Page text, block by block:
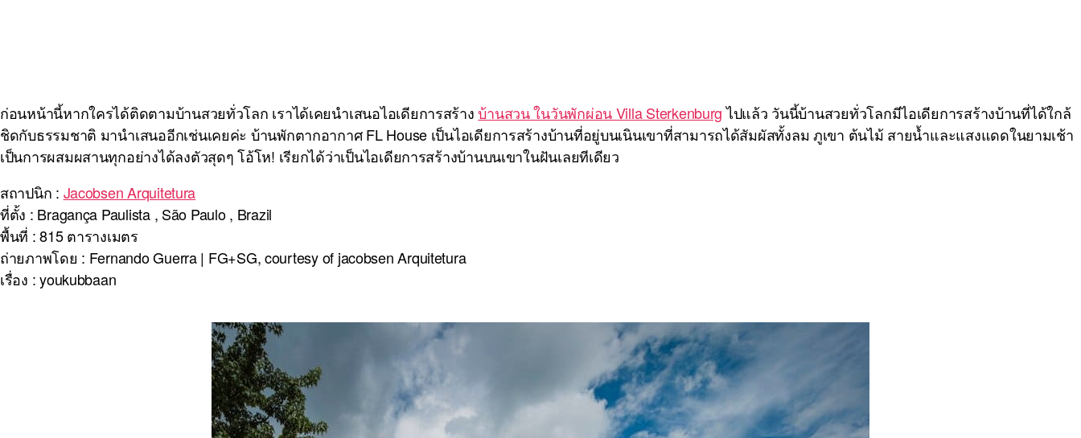
ก่อนหน้านี้หากใครได้ติดตามบ้านสวยทั่วโลก เราได้เคยนำเสนอไอเดียการสร้างบ้านสวน ในวันพักผ่อน Villa Sterkenburgไปแล้ว วันนี้บ้านสวยทั่วโลกมีไอเดียการสร้างบ้านที่ได้ใกล้
ชิดกับธรรมชาติ มานำเสนออีกเช่นเคยค่ะ บ้านพักตากอากาศ FL House เป็นไอเดียการสร้างบ้านที่อยู่บนเนินเขาที่สามารถได้สัมผัสทั้งลม ภูเขา ต้นไม้ สายน้ำและแสงแดดในยามเช้า
เป็นการผสมผสานทุกอย่างได้ลงตัวสุดๆ โอ้โห! เรียกได้ว่าเป็นไอเดียการสร้างบ้านบนเขาในฝันเลยทีเดียว
สถาปนิก : Jacobsen Arquitetura
ที่ตั้ง : Bragança Paulista , São Paulo , Brazil
พื้นที่ : 815 ตารางเมตร
ถ่ายภาพโดย : Fernando Guerra | FG+SG, courtesy of jacobsen Arquitetura
เรื่อง : youkubbaan